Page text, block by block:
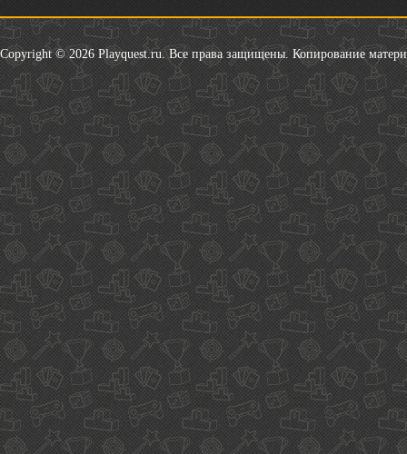
Copyright © 2026 Playquest.ru. Все права защищены. Копирование